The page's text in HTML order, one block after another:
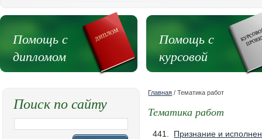
Помощь с
дипломом
Помощь с
курсовой
Главная / Тематика работ
Тематика работ
441. Признание и
Поиск по сайту